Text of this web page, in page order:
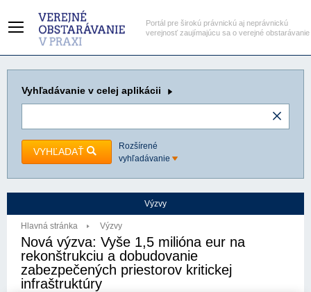
Portál pre širokú právnickú aj neprávnickú
verejnosť zaujímajúcu sa o verejné obstarávanie
Vyhľadávanie v celej aplikácii
VYHĽADAŤ
Rozšírené
vyhľadávanie
Výzvy
Hlavná stránka Výzvy
Nová výzva: Vyše 1,5 milióna eur na
rekonštrukciu a dobudovanie
zabezpečených priestorov kritickej
infraštruktúry